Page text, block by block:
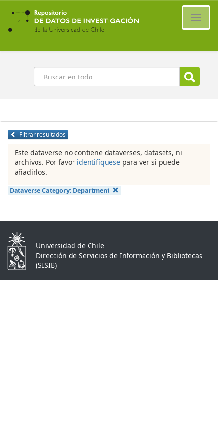
Ir
contenido
principal
Buscar
Filtrar resultados
Este dataverse no contiene dataverses, datasets, ni
archivos. Por favor identifíquese para ver si puede
añadirlos.
Dataverse Category: Department
Universidad de Chile
Dirección de Servicios de Información y Bibliotecas
(SISIB)